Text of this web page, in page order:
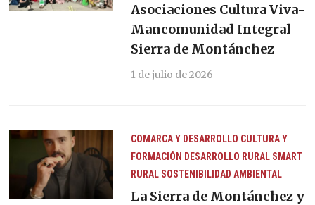
Asociaciones Cultura Viva-
Mancomunidad Integral
Sierra de Montánchez
1 de julio de 2026
COMARCA Y DESARROLLO CULTURA Y
FORMACIÓN DESARROLLO RURAL SMART
RURAL SOSTENIBILIDAD AMBIENTAL
La Sierra de Montánchez y